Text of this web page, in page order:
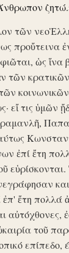
τῶν
προὔτεινα
ὡς ἵνα
τῶν
εἴ τις ὑμῶν
ἐπί ἔτη
ἔτη πολλά
τοῦ